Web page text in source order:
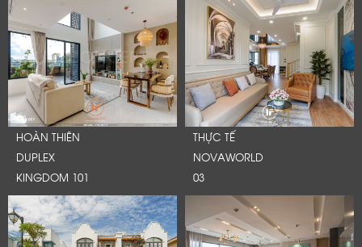
HOÀN THIÊN
DUPLEX
KINGDOM 101
THỰC TẾ
NOVAWORLD
03